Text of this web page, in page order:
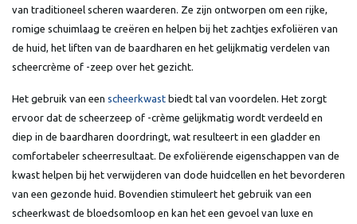
van traditioneel scheren waarderen. Ze zijn ontworpen om een rijke,
romige schuimlaag te creëren en helpen bij het zachtjes exfoliëren van
de huid, het liften van de baardharen en het gelijkmatig verdelen van
scheercrème of -zeep over het gezicht.
Het gebruik van een scheerkwast biedt tal van voordelen. Het zorgt
ervoor dat de scheerzeep of -crème gelijkmatig wordt verdeeld en
diep in de baardharen doordringt, wat resulteert in een gladder en
comfortabeler scheerresultaat. De exfoliërende eigenschappen van de
kwast helpen bij het verwijderen van dode huidcellen en het bevorderen
van een gezonde huid. Bovendien stimuleert het gebruik van een
scheerkwast de bloedsomloop en kan het een gevoel van luxe en